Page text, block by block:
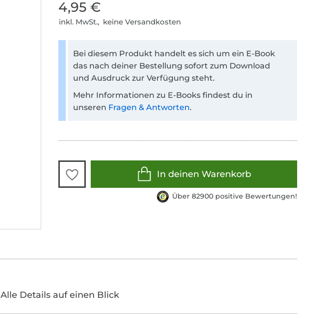
4,95 €
inkl. MwSt., keine Versandkosten
Bei diesem Produkt handelt es sich um ein E-Book
das nach deiner Bestellung sofort zum Download
und Ausdruck zur Verfügung steht.
Mehr Informationen zu E-Books findest du in
unseren Fragen & Antworten.
In deinen Warenkorb
Über 82900 positive Bewertungen!
Alle Details auf einen Blick